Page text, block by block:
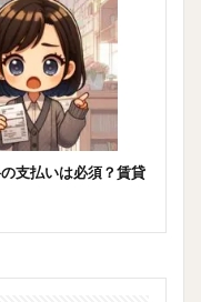
支払いは必須？賃貸